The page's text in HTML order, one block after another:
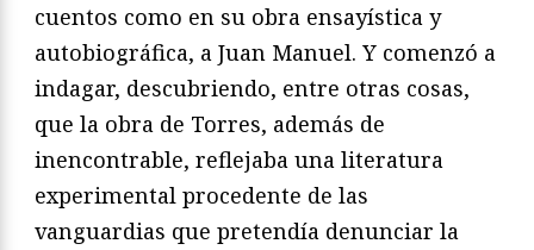
cuentos como en su obra ensayística y
autobiográfica, a Juan Manuel. Y comenzó a
indagar, descubriendo, entre otras cosas,
que la obra de Torres, además de
inencontrable, reflejaba una literatura
experimental procedente de las
vanguardias que pretendía denunciar la